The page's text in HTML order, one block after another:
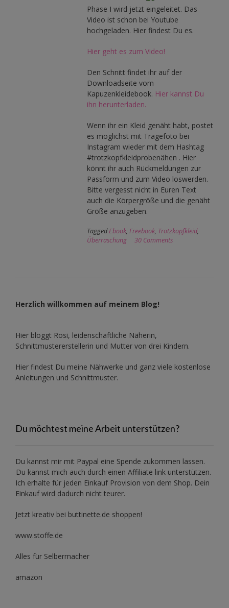
Phase I wird jetzt eingeleitet. Das
Video ist schon bei Youtube
hochgeladen. Hier findest Du es.
Hier geht es zum Video!
Den Schnitt findet ihr auf der
Downloadseite vom
Kapuzenkleidebook. Hier kannst Du
ihn herunterladen.
Wenn ihr ein Kleid genäht habt, postet
es möglichst mit Tragefoto bei
Instagram wieder mit dem Hashtag
#trotzkopfkleidprobenähen . Hier
könnt ihr auch Rückmeldungen zur
Passform und zum Video loswerden.
Bitte vergesst nicht in Euren Text
auch die Körpergröße und die genäht
Größe anzugeben.
TaggedEbook, Freebook, Trotzkopfkleid,
Überraschung
30 Comments
Herzlich willkommen auf meinem Blog!
Hier bloggt Rosi, leidenschaftliche Näherin,
Schnittmustererstellerin und Mutter von drei Kindern.
Hier findest Du meine Nähwerke und ganz viele kostenlose
Anleitungen und Schnittmuster.
Du möchtest meine Arbeit unterstützen?
Du kannst mir mit Paypal eine Spende zukommen lassen.
Du kannst mich auch durch einen Affiliate link unterstützen.
Ich erhalte für jeden Einkauf Provision von dem Shop. Dein
Einkauf wird dadurch nicht teurer.
Jetzt kreativ bei buttinette.de shoppen!
www.stoffe.de
Alles für Selbermacher
amazon